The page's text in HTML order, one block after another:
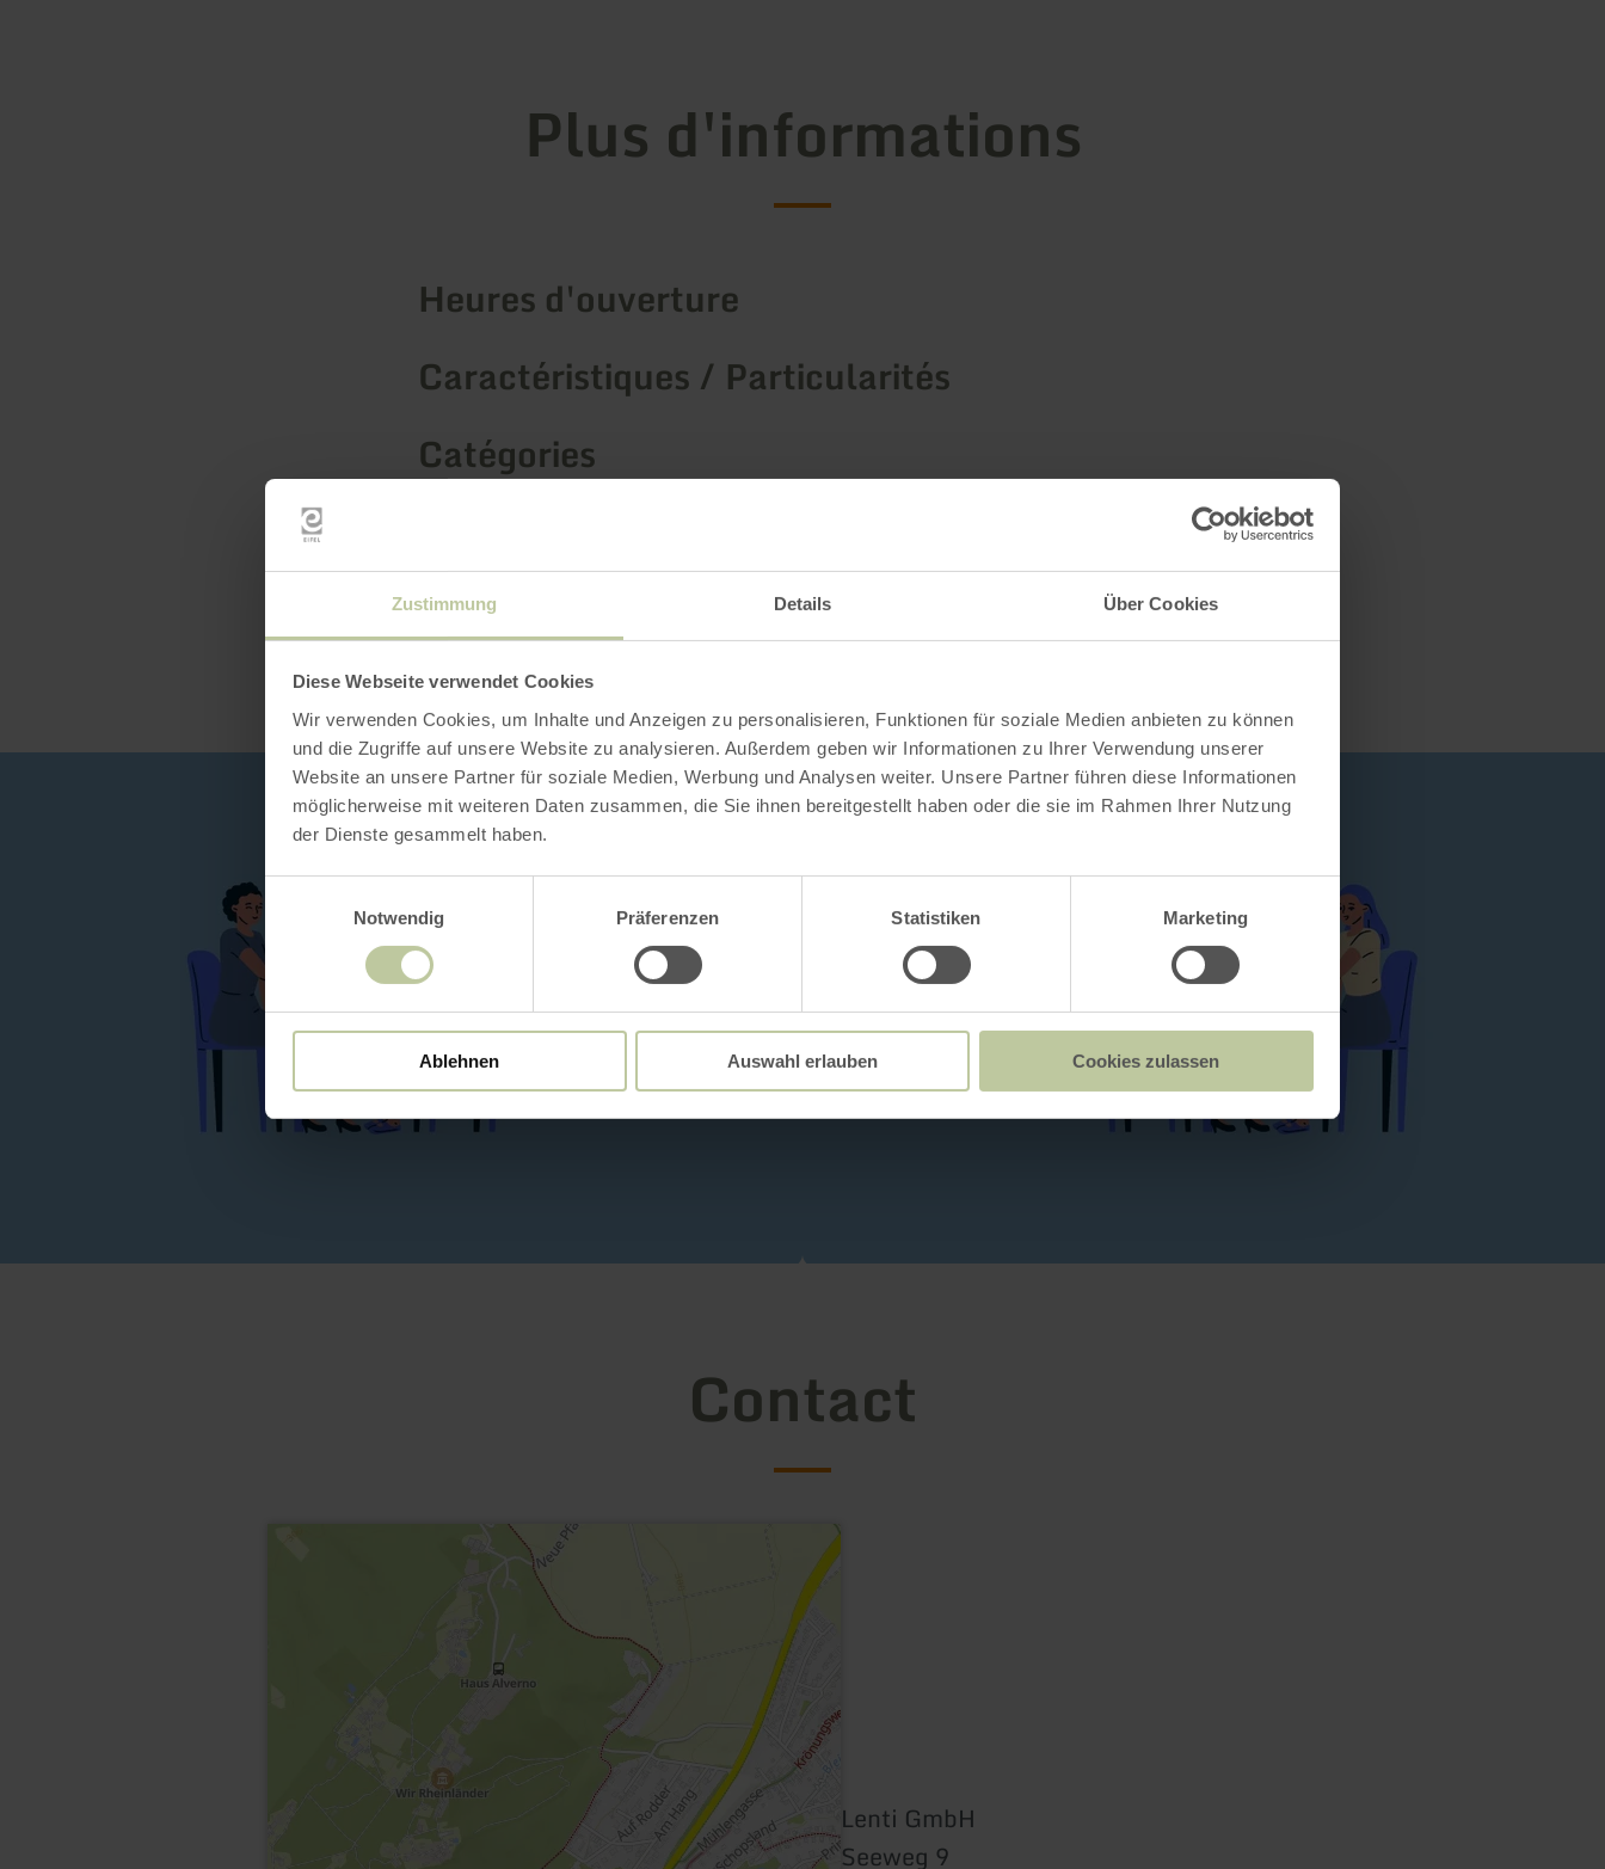
Zustimmung Details Über Cookies
Diese Webseite verwendet Cookies
Wir verwenden Cookies, um Inhalte und Anzeigen zu personalisieren, Funktionen für soziale Medien anbieten zu können
und die Zugriffe auf unsere Website zu analysieren. Außerdem geben wir Informationen zu Ihrer Verwendung unserer
Website an unsere Partner für soziale Medien, Werbung und Analysen weiter. Unsere Partner führen diese Informationen
möglicherweise mit weiteren Daten zusammen, die Sie ihnen bereitgestellt haben oder die sie im Rahmen Ihrer Nutzung
der Dienste gesammelt haben.
Notwendig
Präferenzen Statistiken Marketing
Ablehnen Auswahl erlauben Cookies zulassen
Plus d'informations
Heures d'ouverture
Caractéristiques / Particularités
Catégories
Impressions
Contact
Lenti GmbH
Seeweg 9